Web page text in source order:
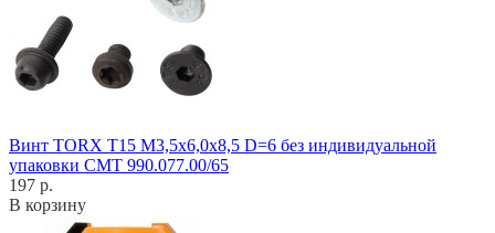
Винт TORX T15 M3,5x6,0x8,5 D=6 без индивидуальной
упаковки CMT 990.077.00/65
197 р.
В корзину